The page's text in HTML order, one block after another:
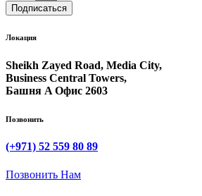
Подписаться
Локация
Sheikh Zayed Road, Media City,
Business Central Towers,
Башня A Офис 2603
Позвонить
(+971) 52 559 80 89
Позвонить Нам